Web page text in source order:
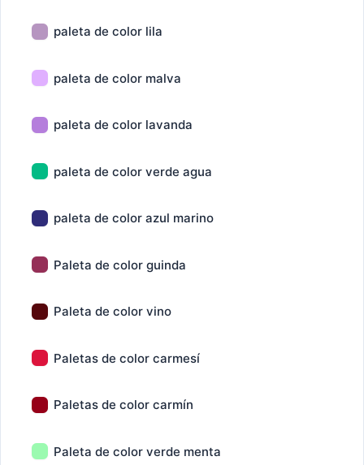
paleta de color lila
paleta de color malva
paleta de color lavanda
paleta de color verde agua
paleta de color azul marino
Paleta de color guinda
Paleta de color vino
Paletas de color carmesí
Paletas de color carmín
Paleta de color verde menta